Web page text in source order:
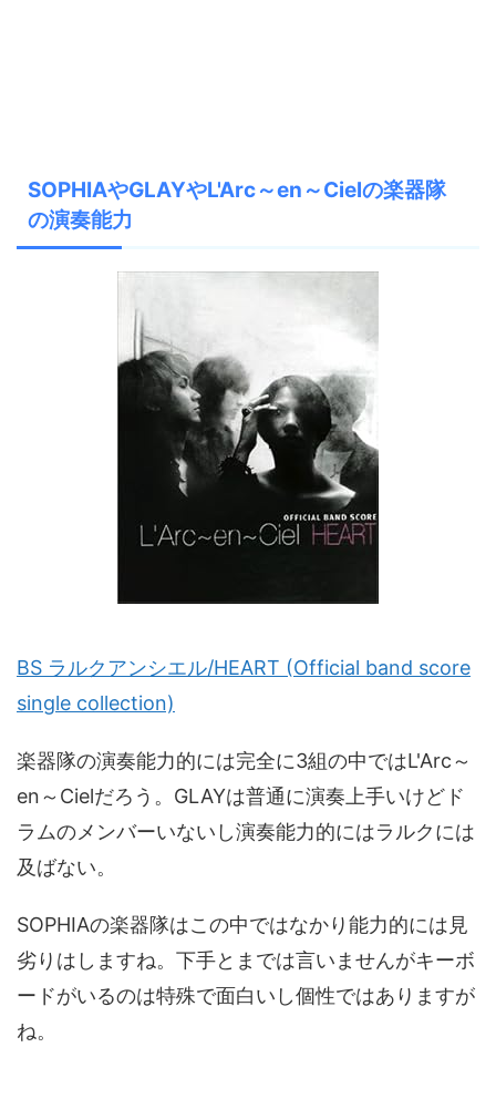
SOPHIAやGLAYやL'Arc～en～Cielの楽器隊
の演奏能力
BS ラルクアンシエル/HEART (Official band score
single collection)
楽器隊の演奏能力的には完全に3組の中ではL'Arc～
en～Cielだろう。GLAYは普通に演奏上手いけどド
ラムのメンバーいないし演奏能力的にはラルクには
及ばない。
SOPHIAの楽器隊はこの中ではなかり能力的には見
劣りはしますね。下手とまでは言いませんがキーボ
ードがいるのは特殊で面白いし個性ではありますが
ね。